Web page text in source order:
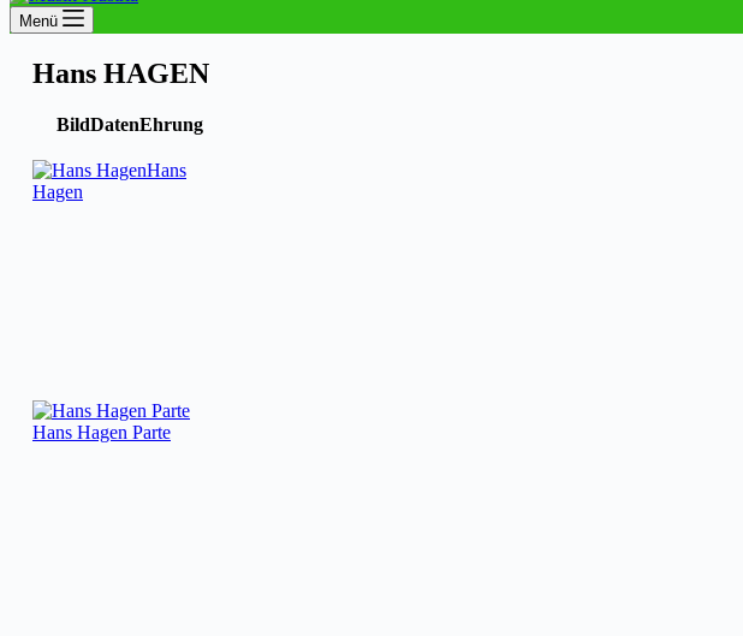
Menü
Hans HAGEN
BildDatenEhrung
Hans
Hagen
Hans Hagen Parte